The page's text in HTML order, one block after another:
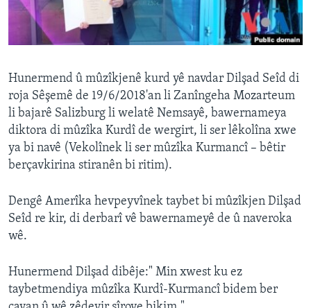
ÇAND Û HUNER
SERNIVÎS
Learning English
FOLLOW US
Zimanên Din
Hunermend û mûzîkjenê kurd yê navdar Dilşad Seîd di
roja Sêşemê de 19/6/2018'an li Zanîngeha Mozarteum
li bajarê Salizburg li welatê Nemsayê, bawernameya
diktora di mûzîka Kurdî de wergirt, li ser lêkolîna xwe
ya bi navê (Vekolînek li ser mûzîka Kurmancî – bêtir
berçavkirina stiranên bi ritim).
Dengê Amerîka hevpeyvînek taybet bi mûzîkjen Dilşad
Seîd re kir, di derbarî vê bawernameyê de û naveroka
wê.
Hunermend Dilşad dibêje:" Min xwest ku ez
taybetmendiya mûzîka Kurdî-Kurmancî bidem ber